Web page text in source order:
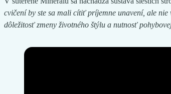
cvičení by ste sa mali cítiť príjemne unavení, ale
dôležitosť zmeny životného štýlu a nutnosť